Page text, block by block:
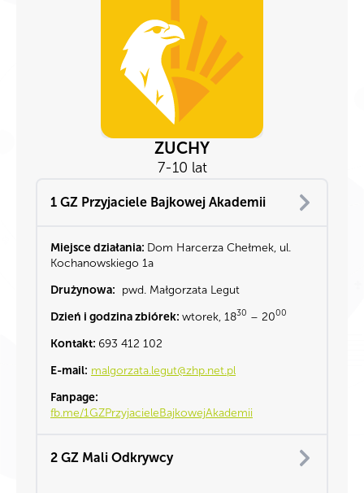
ZUCHY
7-10 lat
1 GZ Przyjaciele Bajkowej Akademii
Miejsce działania: Dom Harcerza Chełmek, ul.
Kochanowskiego 1a
Drużynowa: pwd. Małgorzata Legut
Dzień i godzina zbiórek: wtorek, 1830 – 2000
Kontakt: 693 412 102
E-mail: malgorzata.legut@zhp.net.pl
Fanpage:
fb.me/1GZPrzyjacieleBajkowejAkademii
2 GZ Mali Odkrywcy